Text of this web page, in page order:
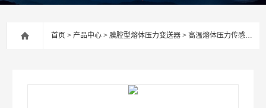
首页 >产品中心 >膜腔型熔体压力变送器 > 高温熔体压力传感器